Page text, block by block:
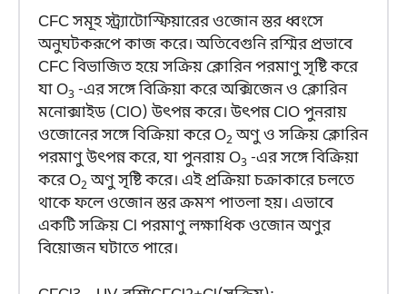
CFC সমূহ স্ট্র্যাটোস্ফিয়ারের ওজোন স্তর ধ্বংসে
অনুঘটকরূপে কাজ করে। অতিবেগুনি রশ্মির প্রভাবে
CFC বিভাজিত হয়ে সক্রিয় ক্লোরিন পরমাণু সৃষ্টি করে
যা O3 -এর সঙ্গে বিক্রিয়া করে অক্সিজেন ও ক্লোরিন
মনোক্সাইড (ClO) উৎপন্ন করে। উৎপন্ন ClO পুনরায়
ওজোনের সঙ্গে বিক্রিয়া করে O2অণু ও সক্রিয় ক্লোরিন
পরমাণু উৎপন্ন করে, যা পুনরায় O3 -এর সঙ্গে বিক্রিয়া
করে O2অণু সৃষ্টি করে। এই প্রক্রিয়া চক্রাকারে চলতে
থাকে ফলে ওজোন স্তর ক্রমশ পাতলা হয়। এভাবে
একটি সক্রিয় Cl পরমাণু লক্ষাধিক ওজোন অণুর
বিয়োজন ঘটাতে পারে।